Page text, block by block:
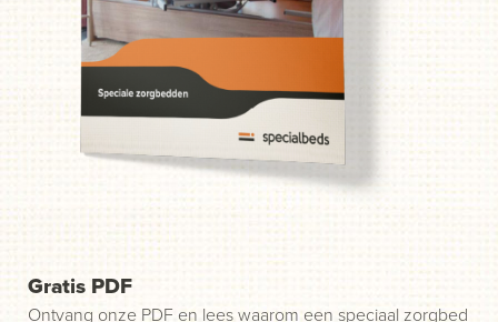
probleem. Wij helpen u in drie gemakkelijke stappen op
weg. Stap 1: klik op de groene knop "Start uw aanvraag"
en wij nemen contact met u op.
Gratis PDF
Ontvang onze PDF en lees waarom een speciaal zorgbed